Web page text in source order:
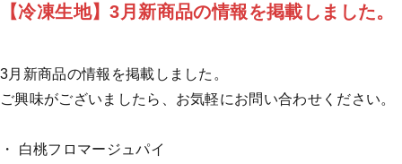
【冷凍生地】3月新商品の情報を掲載しました。
3月新商品の情報を掲載しました。
ご興味がございましたら、お気軽にお問い合わせください。
・ 白桃フロマージュパイ